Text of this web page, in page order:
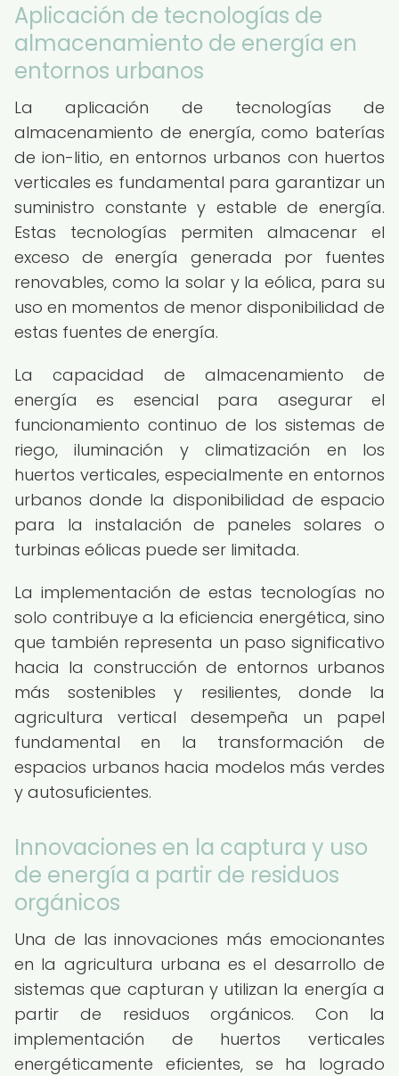
Aplicación de tecnologías de
almacenamiento de energía en
entornos urbanos
La aplicación de tecnologías de
almacenamiento de energía, como baterías
de ion-litio, en entornos urbanos con huertos
verticales es fundamental para garantizar un
suministro constante y estable de energía.
Estas tecnologías permiten almacenar el
exceso de energía generada por fuentes
renovables, como la solar y la eólica, para su
uso en momentos de menor disponibilidad de
estas fuentes de energía.
La capacidad de almacenamiento de
energía es esencial para asegurar el
funcionamiento continuo de los sistemas de
riego, iluminación y climatización en los
huertos verticales, especialmente en entornos
urbanos donde la disponibilidad de espacio
para la instalación de paneles solares o
turbinas eólicas puede ser limitada.
La implementación de estas tecnologías no
solo contribuye a la eficiencia energética, sino
que también representa un paso significativo
hacia la construcción de entornos urbanos
más sostenibles y resilientes, donde la
agricultura vertical desempeña un papel
fundamental en la transformación de
espacios urbanos hacia modelos más verdes
y autosuficientes.
Innovaciones en la captura y uso
de energía a partir de residuos
orgánicos
Una de las innovaciones más emocionantes
en la agricultura urbana es el desarrollo de
sistemas que capturan y utilizan la energía a
partir de residuos orgánicos. Con la
implementación de huertos verticales
energéticamente eficientes, se ha logrado